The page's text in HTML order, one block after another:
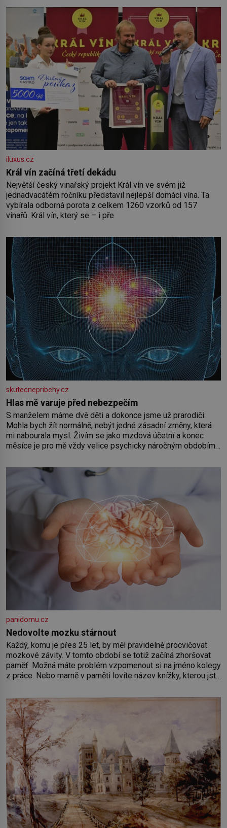
by pokoj miminka měl působit především klidně a útulně.
Předškolní věk je
iluxus.cz
Král vín začíná třetí dekádu
Největší český vinařský projekt Král vín ve svém již
jednadvacátém ročníku představil nejlepší domácí vína. Ta
vybírala odborná porota z celkem 1260 vzorků od 157
vinařů. Král vín, který se – i pře
skutecnepribehy.cz
Hlas mě varuje před nebezpečím
S manželem máme dvě děti a dokonce jsme už prarodiči.
Mohla bych žít normálně, nebýt jedné zásadní změny, která
mi nabourala mysl. Živím se jako mzdová účetní a konec
měsíce je pro mě vždy velice psychicky náročným obdobím.
o pomoc, co se hlídání týče. Dalo by se
panidomu.cz
Nedovolte mozku stárnout
Každý, komu je přes 25 let, by měl pravidelně procvičovat
mozkové závity. V tomto období se totiž začíná zhoršovat
paměť. Možná máte problém vzpomenout si na jméno kolegy
z práce. Nebo marně v paměti lovíte název knížky, kterou jste
paměť rozhodla stávkovat. Cvičte